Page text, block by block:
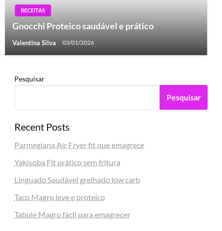
RECEITAS
Gnocchi Proteico saudável e prático
Valentina Silva 03/01/2026
Pesquisar
Pesquisar
Recent Posts
Parmegiana Air Fryer fit que emagrece
Yakisoba Fit prático sem fritura
Linguado Saudável grelhado low carb
Taco Magro leve e proteico
Tabule Magro fácil para emagrecer